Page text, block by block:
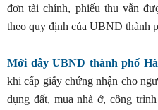
đơn tài chính, phiếu thu vẫn
theo quy định của UBND thành
Mới đây UBND thành phố
khi cấp giấy chứng nhận cho
dụng đất, mua nhà ở, công